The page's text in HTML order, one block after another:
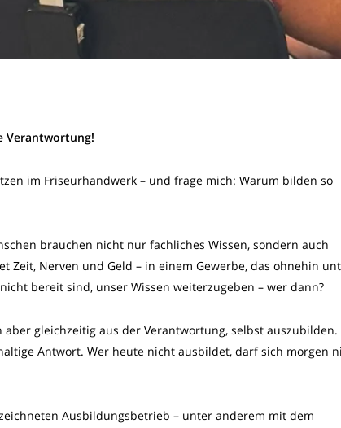
Verantwortung!
im Friseurhandwerk – und frage mich: Warum bilden so
brauchen nicht nur fachliches Wissen, sondern auch
Zeit, Nerven und Geld – in einem Gewerbe, das ohnehin
bereit sind, unser Wissen weiterzugeben – wer dann?
gleichzeitig aus der Verantwortung, selbst auszubilden.
Antwort. Wer heute nicht ausbildet, darf sich morgen
Ausbildungsbetrieb – unter anderem mit dem